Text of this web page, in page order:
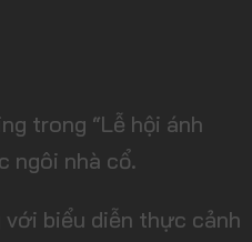
trong “Lễ hội ánh
ngôi nhà cổ.
biểu diễn thực cảnh